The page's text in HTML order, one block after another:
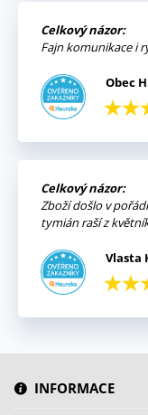
Celkový názor:
Fajn komunikace i
Obec
Celkový názor:
Zboží došlo v
tymián raší z
Vlasta
INFORMACE